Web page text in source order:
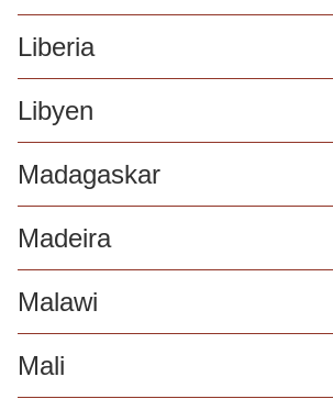
Liberia
Libyen
Madagaskar
Madeira
Malawi
Mali